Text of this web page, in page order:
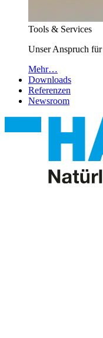
Tools & Services
Unser Anspruch
Mehr…
Downloads
Referenzen
Newsroom